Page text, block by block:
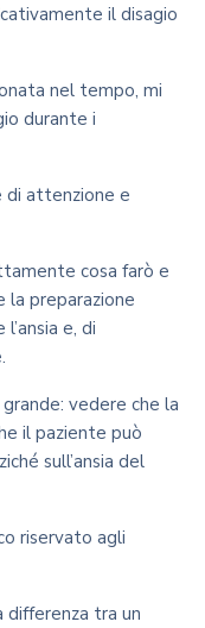
il disagio
nel tempo, mi
durante i
di attenzione e
cosa farò e
la preparazione
e, di
vedere che la
il paziente può
sull’ansia del
riservato agli
differenza tra un